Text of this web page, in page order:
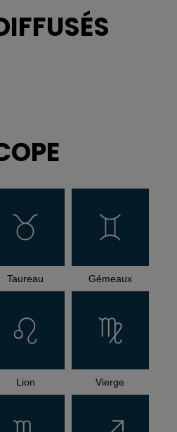
Taureau Gémeaux
Lion Vierge